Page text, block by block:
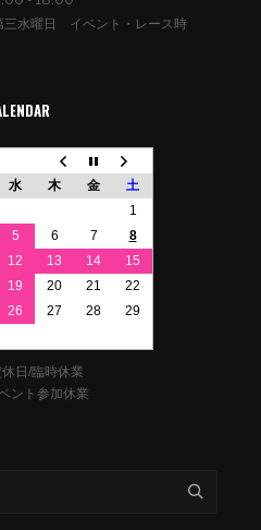
三水曜日 イベント・レース時
水 木 金
土
1
5 6 7
8
12 13 14
15
19 20 21
22
26 27 28
29
休日/臨時休業
ント参加休業